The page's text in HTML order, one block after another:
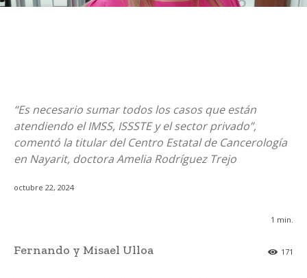
“Es necesario sumar todos los casos que están
atendiendo el IMSS, ISSSTE y el sector privado”,
comentó la titular del Centro Estatal de Cancerología
en Nayarit, doctora Amelia Rodríguez Trejo
octubre 22, 2024
1 min.
171
Fernando y Misael Ulloa